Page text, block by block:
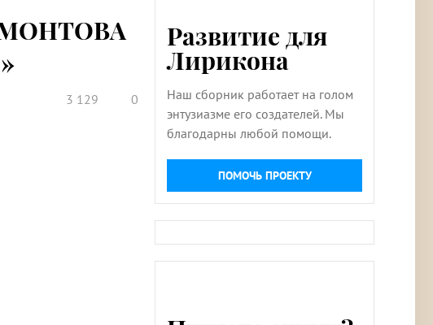
3 129 0
Развитие для
Лирикона
Наш сборник работает на голом
энтузиазме его создателей. Мы
благодарны любой помощи.
ПОМОЧЬ ПРОЕКТУ